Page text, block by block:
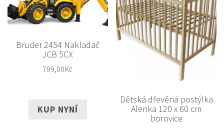
Bruder 2454 Nakladač
JCB 5CX
799,00Kč
KUP NYNÍ
Dětská dřevěná postýlka
Alenka 120 x 60 cm
borovice